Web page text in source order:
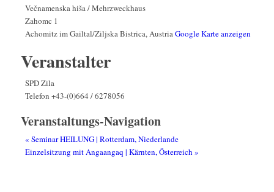
Večnamenska hiša / Mehrzweckhaus
Zahomc 1
Achomitz im Gailtal/Ziljska Bistrica,AustriaGoogle Karte anzeigen
Veranstalter
SPD Zila
Telefon +43-(0)664 / 6278056
Veranstaltungs-Navigation
« Seminar HEILUNG | Rotterdam, Niederlande
Einzelsitzung mit Angaangaq | Kärnten, Österreich »